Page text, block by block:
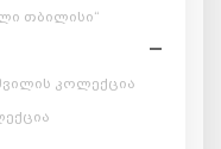
თბილისი“
კოლექცია